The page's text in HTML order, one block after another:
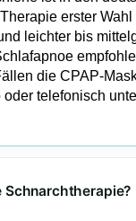
erster
leichter bis
die CPAP-
telefonisch
Schnarchtherapie?